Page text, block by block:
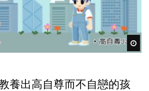
養出高自尊而不自戀的孩